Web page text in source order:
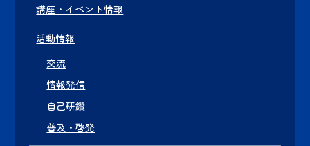
講座・イベント情報
活動情報
交流
情報発信
自己研鑽
普及・啓発